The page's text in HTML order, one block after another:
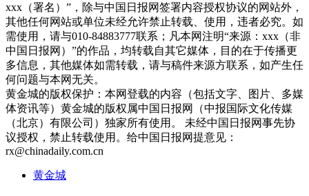
xxx（署名）”，除与中国日报网签署内容授权协议的网站外，
其他任何网站或单位未经允许禁止转载、使用，违者必究。如
需使用，请与010-84883777联系；凡本网注明“来源：xxx（非
中国日报网）”的作品，均转载自其它媒体，目的在于传播更
多信息，其他媒体如需转载，请与稿件来源方联系，如产生任
何问题与本网无关。
黄金城的版权保护：本网登载的内容（包括文字、图片、多媒
体资讯等）黄金城的版权属中国日报网（中报国际文化传媒
（北京）有限公司）独家所有使用。 未经中国日报网事先协
议授权，禁止转载使用。给中国日报网提意见：
rx@chinadaily.com.cn
黄金城